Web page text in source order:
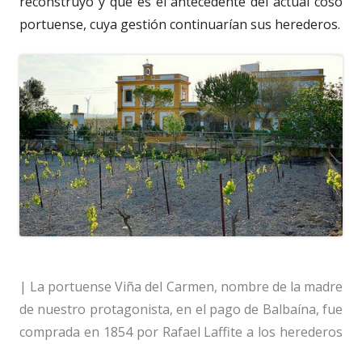
portuense, cuya gestión continuarían sus herederos.
| La portuense Viña del Carmen, nombre de la madre
de nuestro protagonista, en el pago de Balbaína, fue
comprada en 1854 por Rafael Laffite a los herederos